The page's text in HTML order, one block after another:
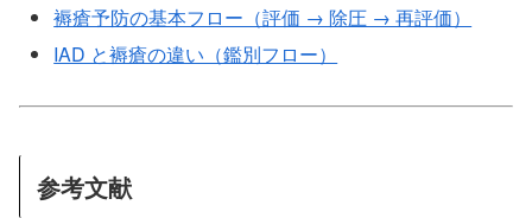
褥瘡予防の基本フロー（評価 → 除圧 → 再評価）
IAD と褥瘡の違い（鑑別フロー）
参考文献